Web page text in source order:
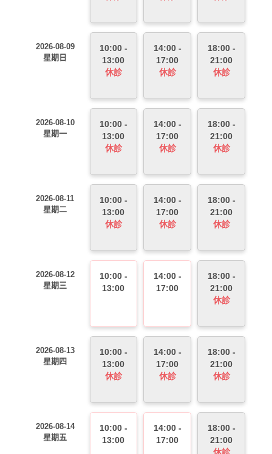
2026-08-09
星期日
10:00 -
13:00
休診
14:00 -
17:00
休診
18:00 -
21:00
休診
2026-08-10
星期一
10:00 -
13:00
休診
14:00 -
17:00
休診
18:00 -
21:00
休診
2026-08-11
星期二
10:00 -
13:00
休診
14:00 -
17:00
休診
18:00 -
21:00
休診
2026-08-12
星期三
10:00 -
13:00
14:00 -
17:00
18:00 -
21:00
休診
2026-08-13
星期四
10:00 -
13:00
休診
14:00 -
17:00
休診
18:00 -
21:00
休診
2026-08-14
星期五
10:00 -
13:00
14:00 -
17:00
18:00 -
21:00